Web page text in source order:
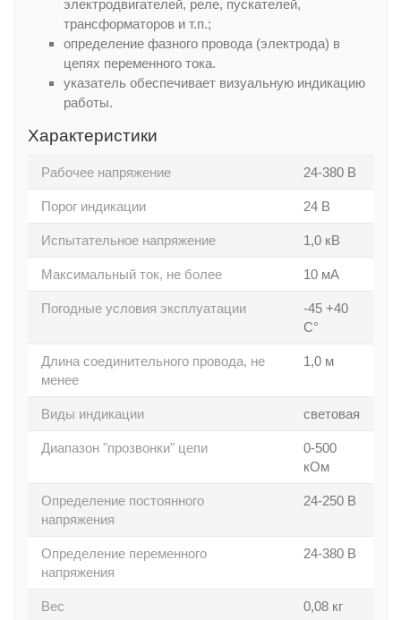
электродвигателей, реле, пускателей,
трансформаторов и т.п.;
определение фазного провода (электрода) в
цепях переменного тока.
yказатель обеспечивает визуальную индикацию
работы.
Характеристики
Рабочее напряжение 24-380 В
Порог индикации 24 В
Испытательное напряжение 1,0 кВ
Максимальный ток, не более 10 мА
Погодные условия эксплуатации
-45 +40
С°
Длина соединительного провода, не
менее
1,0 м
Виды индикации световая
Диапазон "прозвонки" цепи
0-500
кОм
Определение постоянного
напряжения
24-250 В
Определение переменного
напряжения
24-380 В
Вес 0,08 кг